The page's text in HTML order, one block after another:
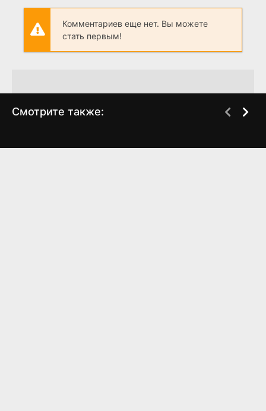
Комментариев еще нет. Вы можете
стать первым!
Смотрите также: